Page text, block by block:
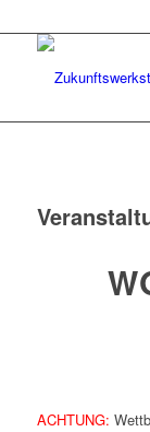
ACHTUNG: